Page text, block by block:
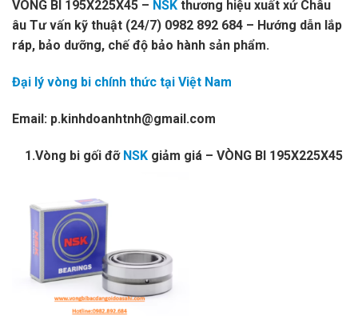
VÒNG BI 195X225X45 – NSK thương hiệu xuất xứ Châu
âu Tư vấn kỹ thuật (24/7) 0982 892 684 – Hướng dẫn lắp
ráp, bảo dưỡng, chế độ bảo hành sản phẩm.
Đại lý vòng bi chính thức tại Việt Nam
Email: p.kinhdoanhtnh@gmail.com
1.Vòng bi gối đỡ NSK giảm giá – VÒNG BI 195X225X45